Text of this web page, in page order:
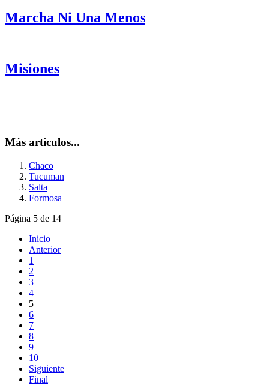
Marcha Ni Una Menos
Misiones
Más artículos...
Chaco
Tucuman
Salta
Formosa
Página 5 de 14
Inicio
Anterior
1
2
3
4
5
6
7
8
9
10
Siguiente
Final